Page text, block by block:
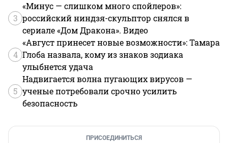
3
«Минус — слишком много спойлеров»:
российский ниндзя-скульптор снялся в
сериале «Дом Дракона». Видео
4
«Август принесет новые возможности»: Тамара
Глоба назвала, кому из знаков зодиака
улыбнется удача
5
Надвигается волна пугающих вирусов —
ученые потребовали срочно усилить
безопасность
ПРИСОЕДИНИТЬСЯ